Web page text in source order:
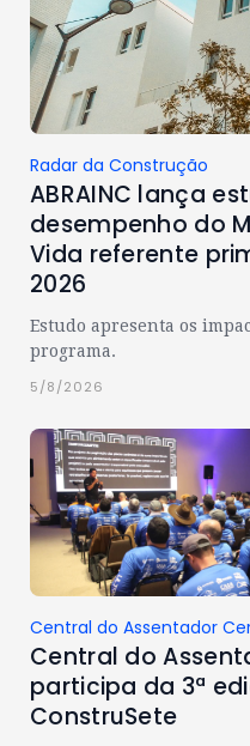
Radar da Construção
ABRAINC lança
desempenho do
Vida referente
2026
Estudo apresenta os
programa.
5/8/2026
Central do Assentador
Central do
participa da 3ª
ConstruSete